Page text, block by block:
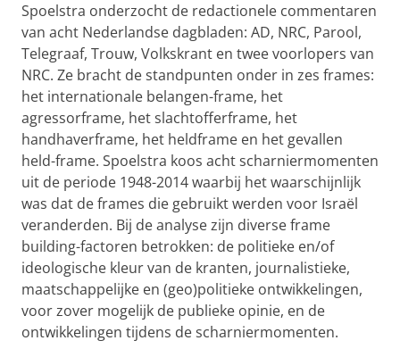
Spoelstra onderzocht de redactionele commentaren
van acht Nederlandse dagbladen: AD, NRC, Parool,
Telegraaf, Trouw, Volkskrant en twee voorlopers van
NRC. Ze bracht de standpunten onder in zes frames:
het internationale belangen-frame, het
agressorframe, het slachtofferframe, het
handhaverframe, het heldframe en het gevallen
held-frame. Spoelstra koos acht scharniermomenten
uit de periode 1948-2014 waarbij het waarschijnlijk
was dat de frames die gebruikt werden voor Israël
veranderden. Bij de analyse zijn diverse frame
building-factoren betrokken: de politieke en/of
ideologische kleur van de kranten, journalistieke,
maatschappelijke en (geo)politieke ontwikkelingen,
voor zover mogelijk de publieke opinie, en de
ontwikkelingen tijdens de scharniermomenten.